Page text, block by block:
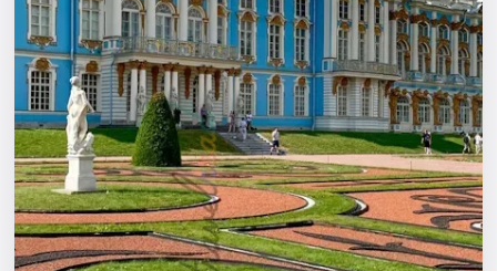
Города
Площадки
Артисты
Рейтинги